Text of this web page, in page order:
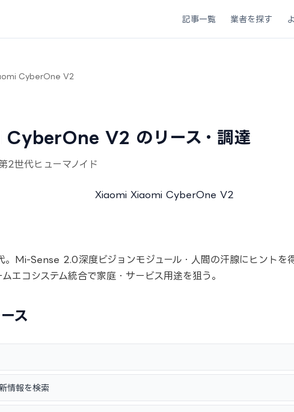
記事一覧 業者を探す
CyberOne V2
V2 のリース・調達
世代ヒューマノイド
Mi-Sense 2.0深度ビジョンモジュール・人間の汗腺にヒントを
エコシステム統合で家庭・サービス用途を狙う。
ス
情報を検索